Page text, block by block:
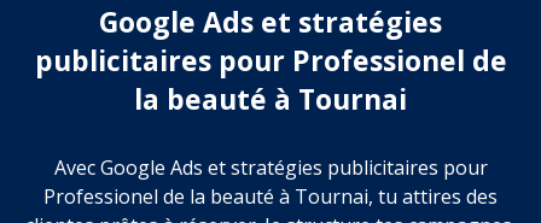
Google Ads et stratégies
publicitaires pour Professionel de
la beauté à Tournai
Avec Google Ads et stratégies publicitaires pour
Professionel de la beauté à Tournai, tu attires des